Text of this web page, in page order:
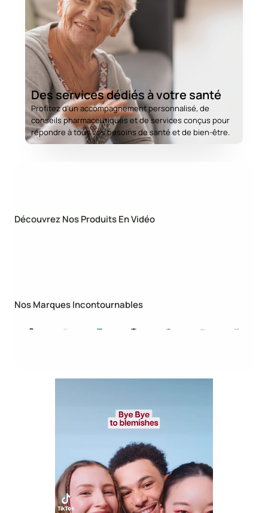
Des services dédiés à votre santé
Profitez d’un accompagnement personnalisé, de
conseils pharmaceutiques et de services conçus pour
répondre à tous vos besoins de santé et de bien-être.
Découvrez Nos Produits En Vidéo
Nos Marques Incontournables